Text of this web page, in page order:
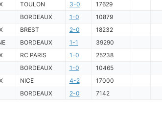
TOULON 3-0 17629
BORDEAUX 1-0 10879
BREST 2-0 18232
BORDEAUX 1-1 39290
RC PARIS 1-0 25238
BORDEAUX 1-0 10465
NICE 4-2 17000
BORDEAUX 2-0 7142